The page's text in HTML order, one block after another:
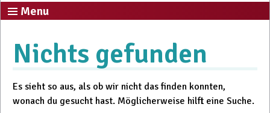
Menu
Nichts gefunden
Es sieht so aus, als ob wir nicht das finden konnten,
wonach du gesucht hast. Möglicherweise hilft eine Suche.